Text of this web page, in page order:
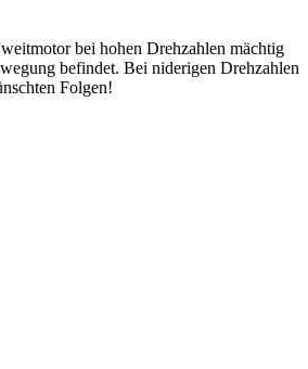
bei hohen Drehzahlen mächtig
befindet. Bei niderigen Drehzahlen
Folgen!